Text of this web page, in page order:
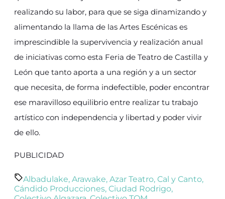
realizando su labor, para que se siga dinamizando y
alimentando la llama de las Artes Escénicas es
imprescindible la supervivencia y realización anual
de iniciativas como esta Feria de Teatro de Castilla y
León que tanto aporta a una región y a un sector
que necesita, de forma indefectible, poder encontrar
ese maravilloso equilibrio entre realizar tu trabajo
artístico con independencia y libertad y poder vivir
de ello.
PUBLICIDAD
Albadulake, Arawake, Azar Teatro, Cal y Canto,
Cándido Producciones, Ciudad Rodrigo,